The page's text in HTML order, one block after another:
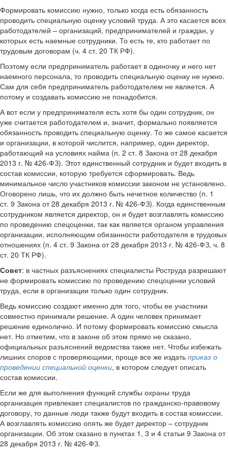
Формировать комиссию нужно, только когда есть обязанность
проводить специальную оценку условий труда. А это касается всех
работодателей – организаций, предпринимателей и граждан, у
которых есть наемные сотрудники. То есть те, кто работает по
трудовым договорам (ч. 4 ст. 20 ТК РФ).
Поэтому если предприниматель работает в одиночку и него нет
наемного персонала, то проводить специальную оценку не нужно.
Сам для себя предприниматель работодателем не является. А
потому и создавать комиссию не понадобится.
А вот если у предпринимателя есть хотя бы один сотрудник, он
уже считается работодателем и, значит, формально появляется
обязанность проводить специальную оценку. То же самое касается
и организации, в которой числится, например, один директор,
работающий на условиях найма (п. 2 ст. 8 Закона от 28 декабря
2013 г. № 426-ФЗ). Этот единственный сотрудник и будет входить в
состав комиссии, которую требуется сформировать. Ведь
минимальное число участников комиссии законом не установлено.
Оговорено лишь, что их должно быть нечетное количество (п. 1
ст. 9 Закона от 28 декабря 2013 г. № 426-ФЗ). Когда единственным
сотрудником является директор, он и будет возглавлять комиссию
по проведению спецоценки, так как является органом управления
организации, исполняющим обязанности работодателя в трудовых
отношениях (п. 4 ст. 9 Закона от 28 декабря 2013 г. № 426-ФЗ, ч. 8
ст. 20 ТК РФ).
Совет: в частных разъяснениях специалисты Роструда разрешают
не формировать комиссию по проведению спецоценки условий
труда, если в организации только один сотрудник.
Ведь комиссию создают именно для того, чтобы ее участники
совместно принимали решение. А один человек принимает
решение единолично. И потому формировать комиссию смысла
нет. Но отметим, что в законе об этом прямо не сказано,
официальных разъяснений ведомства также нет. Чтобы избежать
лишних споров с проверяющими, проще все же издать приказ о
проведении специальной оценки, в котором следует описать
состав комиссии.
Если же для выполнения функций службы охраны труда
организация привлекает специалистов по гражданско-правовому
договору, то данные люди также будут входить в состав комиссии.
А возглавлять комиссию опять же будет директор – сотрудник
организации. Об этом сказано в пунктах 1, 3 и 4 статьи 9 Закона от
28 декабря 2013 г. № 426-ФЗ.